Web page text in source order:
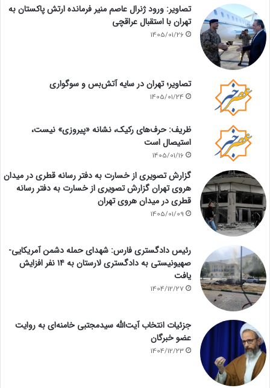
تصاویر: ورود ژنرال عاصم منیر فرمانده ارتش پاکستان به
تهران با استقبال عراقچی
1405/01/26
تصاویر؛ تهران در سایه آتش‌بس و سوگواری
1405/01/24
ظریف: حرف‌های رکیک، نشانه «پیروزی» نیست،
استیصال است
1405/01/16
گزارش تصویری از خسارت به دفتر رسانه قطری در میدان
هروی تهران گزارش تصویری از خسارت به دفتر رسانه
قطری در میدان هروی تهران
1405/01/09
رئیس دادگستری فارس: شهدای حمله دشمن آمریکایی-
صهیونیستی به دادگستری لارستان به ۱۴ نفر افزایش
یافت
1404/12/27
جزئیات انتخاب آیت‌الله سیدمجتبی خامنه‌ای به روایت
عضو خبرگان
1404/12/23